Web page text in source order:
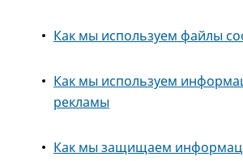
Как мы используем файлы
Как мы используем
рекламы
Как мы защищаем